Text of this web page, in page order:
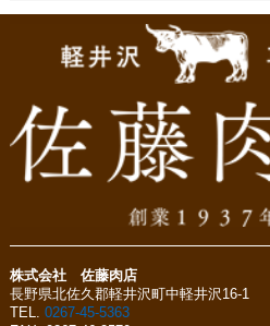
株式会社 佐藤肉店
長野県北佐久郡軽井沢町中軽井沢16-1
TEL. 0267-45-5363